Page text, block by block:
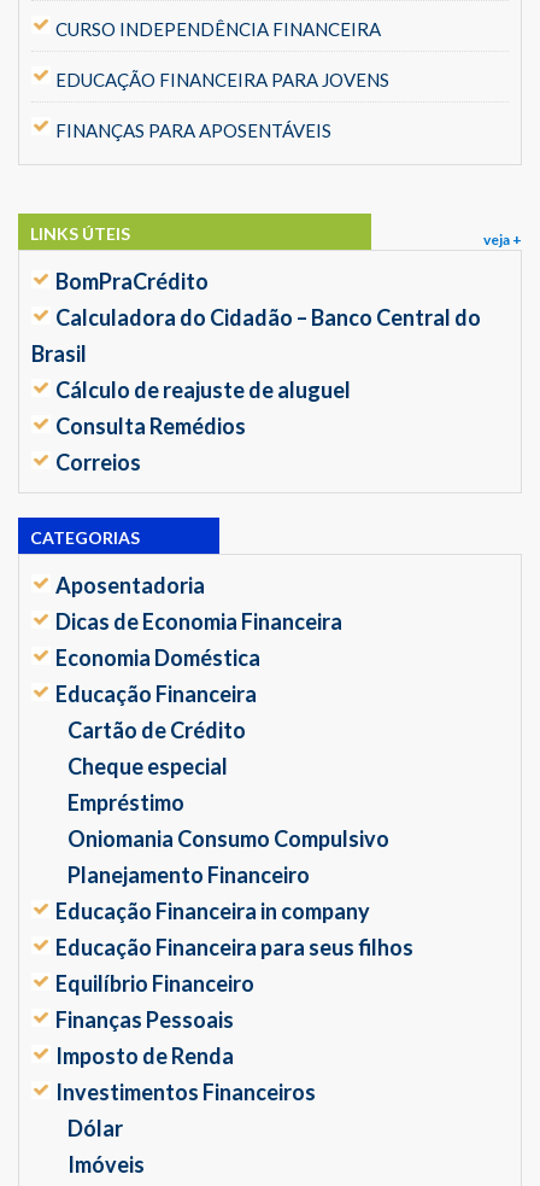
CURSO INDEPENDÊNCIA FINANCEIRA
EDUCAÇÃO FINANCEIRA PARA JOVENS
FINANÇAS PARA APOSENTÁVEIS
veja +
LINKS ÚTEIS
BomPraCrédito
Calculadora do Cidadão – Banco Central do
Brasil
Cálculo de reajuste de aluguel
Consulta Remédios
Correios
CATEGORIAS
Aposentadoria
Dicas de Economia Financeira
Economia Doméstica
Educação Financeira
Cartão de Crédito
Cheque especial
Empréstimo
Oniomania Consumo Compulsivo
Planejamento Financeiro
Educação Financeira in company
Educação Financeira para seus filhos
Equilíbrio Financeiro
Finanças Pessoais
Imposto de Renda
Investimentos Financeiros
Dólar
Imóveis